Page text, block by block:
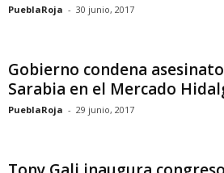
PueblaRoja - 30 junio, 2017
Gobierno condena
Sarabia en el Mercado
PueblaRoja - 29 junio, 2017